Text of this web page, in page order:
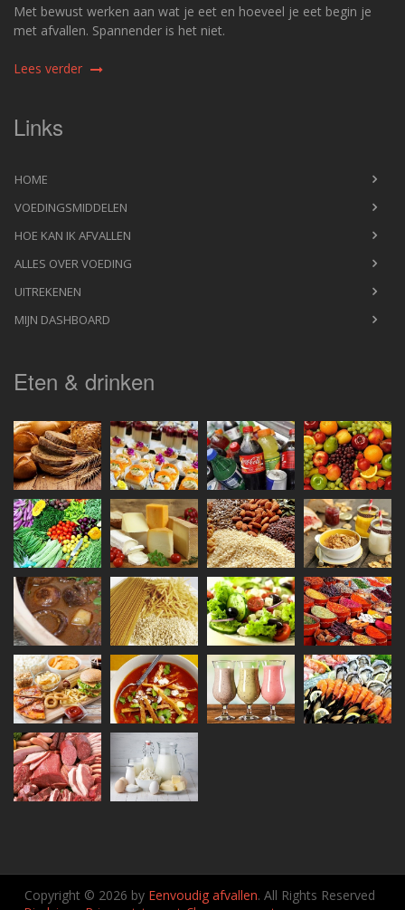
Met bewust werken aan wat je eet en hoeveel je eet begin je
met afvallen. Spannender is het niet.
Lees verder
Links
HOME
VOEDINGSMIDDELEN
HOE KAN IK AFVALLEN
ALLES OVER VOEDING
UITREKENEN
MIJN DASHBOARD
Eten & drinken
Copyright © 2026 by Eenvoudig afvallen. All Rights Reserved